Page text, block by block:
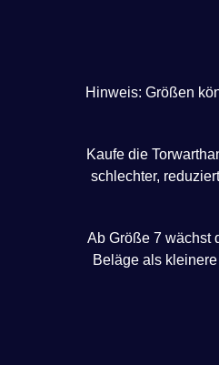
Hinweis: Größen
Kaufe die
schlechter,
Ab Größe 7 wächst
Beläge als